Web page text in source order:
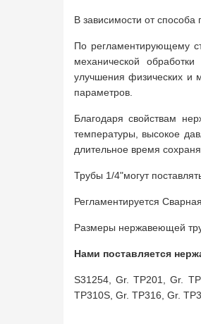
В зависимости от
По регламентирующему
механической
улучшения физических и
параметров.
Благодаря свойствам
температуры, высокое
длительное время
Трубы 1/4"могут
Регламентируется
Размеры нержавеющей
Нами поставляется
S31254, Gr. TP201, Gr.
TP310S, Gr. TP316, Gr.